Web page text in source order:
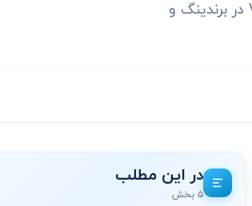
ارتباطی را طراحی کرده و آن را به دارایی ارزشمند برند تبدیل می‌کند. این مقاله نقش VoIP در برندینگ و
در این مطلب
۵ بخش